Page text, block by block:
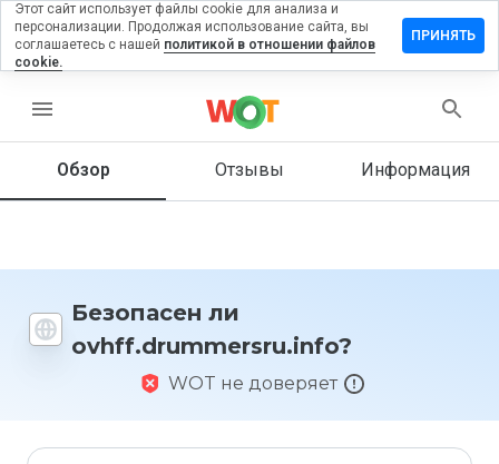
menu
Обзор Отзывы Информация
Безопасен ли
ovhff.drummersru.info?
WOT не доверяет
отзыв на
вы
сайт от
Этот сайт использует файлы cookie для анализа и
персонализации. Продолжая использование сайта, вы
соглашаетесь с нашей политикой в отношении файлов
cookie.
ПРИНЯТЬ